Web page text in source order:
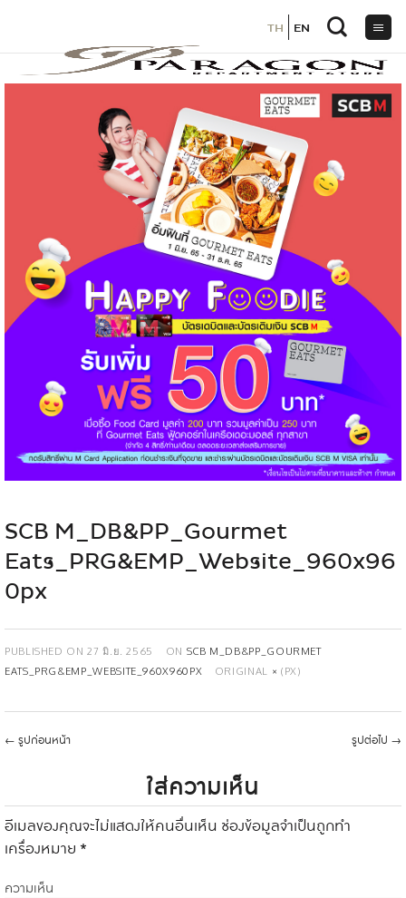
SCB M_DB&PP_Gourmet
Eats_PRG&EMP_Website_960x96
0px
PUBLISHED ON 27 มิ.ย. 2565 ON SCB M_DB&PP_GOURMET
EATS_PRG&EMP_WEBSITE_960X960PX
ORIGINAL × (PX)
← รูปก่อนหน้า รูปต่อไป →
ใส่ความเห็น
อีเมลของคุณจะไม่แสดงให้คนอื่นเห็น ช่องข้อมูลจำเป็นถูกทำ
เครื่องหมาย *
ความเห็น
TH EN
TH EN